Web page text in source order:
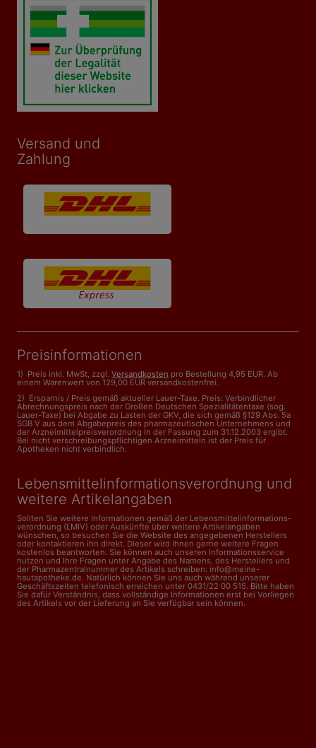
Versand und
Zahlung
Preisinformationen
1) Preis inkl. MwSt, zzgl. Versandkosten pro Bestellung 4,95 EUR. Ab
einem Warenwert von 129,00 EUR versandkostenfrei.
2) Ersparnis / Preis gemäß aktueller Lauer-Taxe. Preis: Verbindlicher
Abrechnungspreis nach der Großen Deutschen Spezialitätentaxe (sog.
Lauer-Taxe) bei Abgabe zu Lasten der GKV, die sich gemäß §129 Abs. 5a
SGB V aus dem Abgabepreis des pharmazeutischen Unternehmens und
der Arzneimittelpreisverordnung in der Fassung zum 31.12.2003 ergibt.
Bei nicht verschreibungspflichtigen Arzneimitteln ist der Preis für
Apotheken nicht verbindlich.
Lebensmittelinformations­verordnung und
weitere Artikelangaben
Sollten Sie weitere Informationen gemäß der Lebensmittel­informations­
verordnung (LMIV) oder Auskünfte über weitere Artikelangaben
wünschen, so besuchen Sie die Website des angegebenen Herstellers
oder kontaktieren ihn direkt. Dieser wird Ihnen gerne weitere Fragen
kostenlos beantworten. Sie können auch unseren Informationsservice
nutzen und Ihre Fragen unter Angabe des Namens, des Herstellers und
der Pharmazentralnummer des Artikels schreiben: info@meine-
hautapotheke.de. Natürlich können Sie uns auch während unserer
Geschäftszeiten telefonisch erreichen unter 0431/22 00 515. Bitte haben
Sie dafür Verständnis, dass vollständige Informationen erst bei Vorliegen
des Artikels vor der Lieferung an Sie verfügbar sein können.